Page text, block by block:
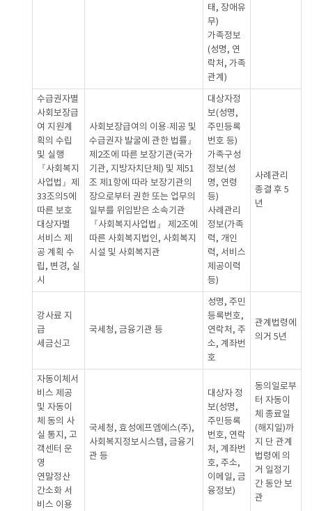
태, 장애유
무)
가족정보
(성명, 연
락처, 가족
관계)
수급권자별
사회보장급
여 지원계
획의 수립
및 실행
『사회복지
사업법』제
33조의5에
따른 보호
대상자별
서비스 제
공 계획 수
립, 변경, 실
시
사회보장급여의 이용·제공 및
수급권자 발굴에 관한 법률』
제2조에 따른 보장기관(국가
기관, 지방자치단체) 및 제51
조 제1항에 따라 보장기관의
장으로부터 권한 또는 업무의
일부를 위임받은 소속기관
『사회복지사업법』 제2조에
따른 사회복지법인, 사회복지
시설 및 사회복지관
대상자정
보(성명,
주민등록
번호 등)
가족구성
정보(성
명, 연령
등)
사례관리
정보(가족
력, 개인
력, 서비스
제공이력
등)
사례관리
종결 후 5
년
강사료 지
급
세금신고
국세청, 금융기관 등
성명, 주민
등록번호,
연락처, 주
소, 계좌번
호
관계법령에
의거 5년
자동이체서
비스 제공
및 자동이
체 동의 사
실 통지, 고
객센터 운
영
연말정산
간소화 서
비스 이용
국세청, 효성에프엠에스(주),
사회복지정보시스템, 금융기
관 등
대상자 정
보(성명,
주민등록
번호, 연락
처, 계좌번
호, 주소,
이메일, 금
융정보)
동의일로부
터 자동이
체 종료일
(해지일)까
지 단 관계
법령에 의
거 일정기
간 동안 보
관